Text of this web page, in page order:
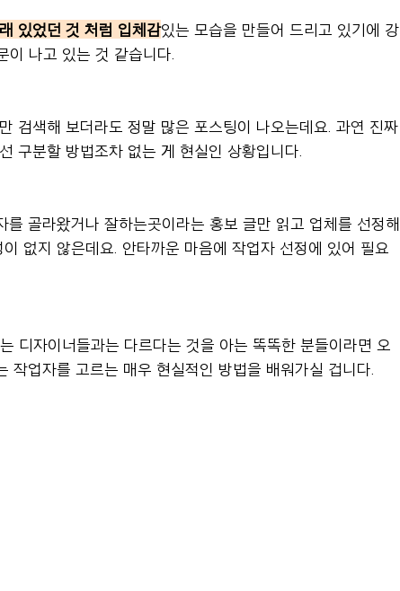
있었던 것 처럼 입체감있는 모습을 만들어 드리고 있기에 강
이 나고 있는 것 같습니다.
검색해 보더라도 정말 많은 포스팅이 나오는데요. 과연 진짜
구분할 방법조차 없는 게 현실인 상황입니다.
골라왔거나 잘하는곳이라는 홍보 글만 읽고 업체를 선정해
없지 않은데요. 안타까운 마음에 작업자 선정에 있어 필요
디자이너들과는 다르다는 것을 아는 똑똑한 분들이라면 오
작업자를 고르는 매우 현실적인 방법을 배워가실 겁니다.